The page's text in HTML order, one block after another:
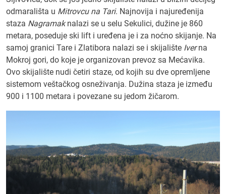
odmarališta u Mitrovcu na Tari. Najnovija i najuređenija
staza Nagramaknalazi se u selu Sekulici, dužine je 860
metara, poseduje ski lift i uređena je i za noćno skijanje. Na
samoj granici Tare i Zlatibora nalazi se i skijalište Iverna
Mokroj gori, do koje je organizovan prevoz sa Mećavika.
Ovo skijalište nudi četiri staze, od kojih su dve opremljene
sistemom veštačkog osneživanja. Dužina staza je između
900 i 1100 metara i povezane su jedom žičarom.